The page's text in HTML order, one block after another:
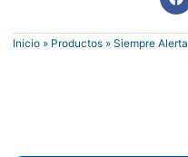
Inicio » Productos » Siempre Alerta